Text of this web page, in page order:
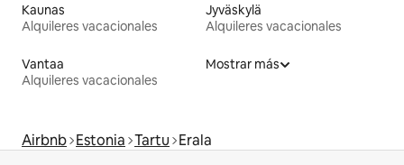
Kaunas
Alquileres vacacionales
Jyväskylä
Alquileres vacacionales
Vantaa
Alquileres vacacionales
Mostrar más
Airbnb Estonia Tartu Erala